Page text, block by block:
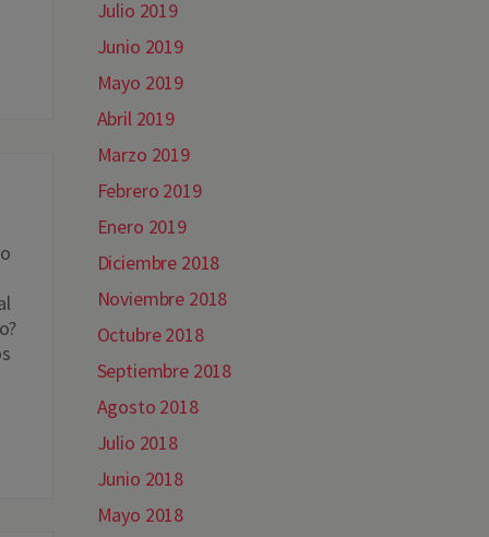
Julio 2019
Junio 2019
Mayo 2019
Abril 2019
Marzo 2019
Febrero 2019
Enero 2019
Diciembre 2018
Noviembre 2018
Octubre 2018
Septiembre 2018
Agosto 2018
Julio 2018
Junio 2018
Mayo 2018